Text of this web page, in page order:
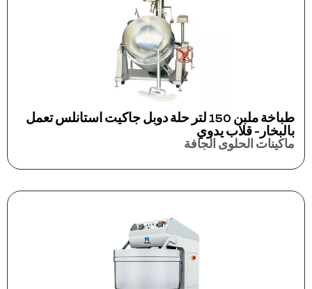
طباخة ملبن 150 لتر حلة دوبل جاكيت استانلس تعمل
بالبخار- قلاب يدوي
ماكينات الحلوى الجافة